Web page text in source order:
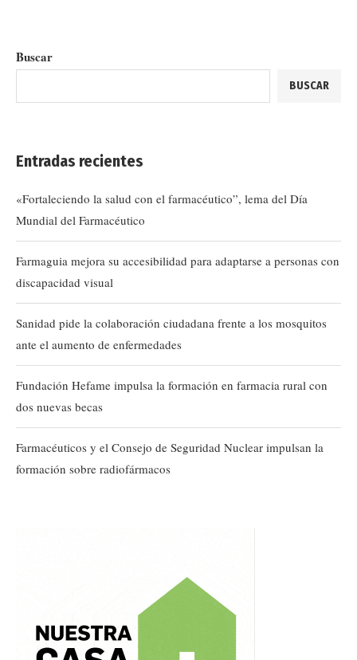
Buscar
BUSCAR
Entradas recientes
«Fortaleciendo la salud con el farmacéutico”, lema del Día
Mundial del Farmacéutico
Farmaguia mejora su accesibilidad para adaptarse a personas con
discapacidad visual
Sanidad pide la colaboración ciudadana frente a los mosquitos
ante el aumento de enfermedades
Fundación Hefame impulsa la formación en farmacia rural con
dos nuevas becas
Farmacéuticos y el Consejo de Seguridad Nuclear impulsan la
formación sobre radiofármacos